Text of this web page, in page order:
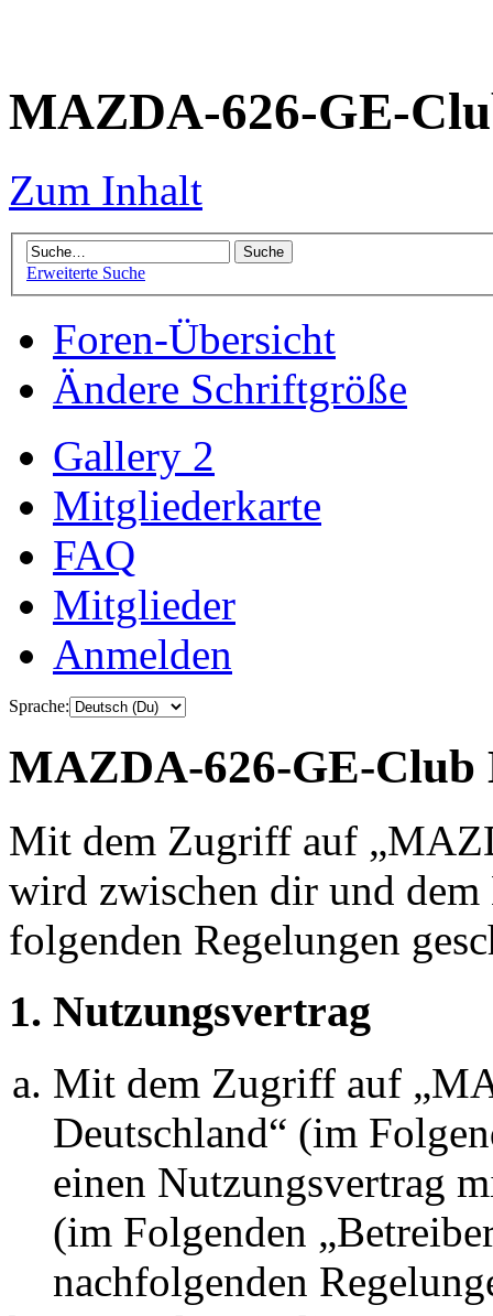
MAZDA-626-GE-
Zum Inhalt
Erweiterte Suche
Foren-Übersicht
Ändere Schriftgröße
Gallery 2
Mitgliederkarte
FAQ
Mitglieder
Anmelden
Sprache:
MAZDA-626-GE-Club
Mit dem Zugriff auf
wird zwischen dir und
folgenden Regelungen
1. Nutzungsvertrag
Mit dem Zugriff auf
Deutschland“ (im
einen Nutzungsvertrag
(im Folgenden
nachfolgenden